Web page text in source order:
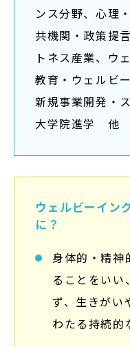
ンス分野、心理
共機関・政策提
トネス産業、ウ
教育・ウェルビ
新規事業開発・
大学院進学 他
ウェルビーイ
に？
身体的・精神
ることをいい
ず、生きがい
わたる持続的